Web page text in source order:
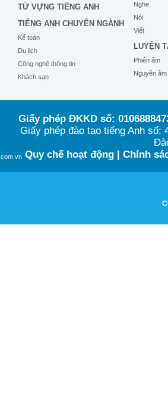
TỪ VỰNG TIẾNG ANH
TIẾNG ANH CHUYÊN NGÀNH
Kế toán
Du lịch
Công nghệ thông tin
Khách sạn
Nghe
Nói
Viết
LUYỆN
Phiên âm
Nguyên âm
Giấy phép ĐKKD số:
Giấy phép đào tạo tiếng Anh
Quy chế hoạt động| Chính